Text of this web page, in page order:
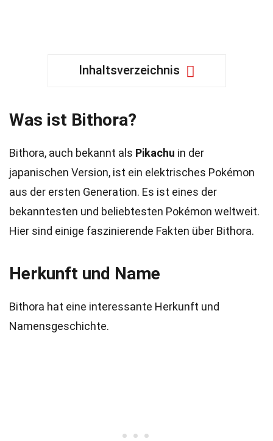
Inhaltsverzeichnis
Was ist Bithora?
Bithora, auch bekannt als Pikachu in der
japanischen Version, ist ein elektrisches Pokémon
aus der ersten Generation. Es ist eines der
bekanntesten und beliebtesten Pokémon weltweit.
Hier sind einige faszinierende Fakten über Bithora.
Herkunft und Name
Bithora hat eine interessante Herkunft und
Namensgeschichte.